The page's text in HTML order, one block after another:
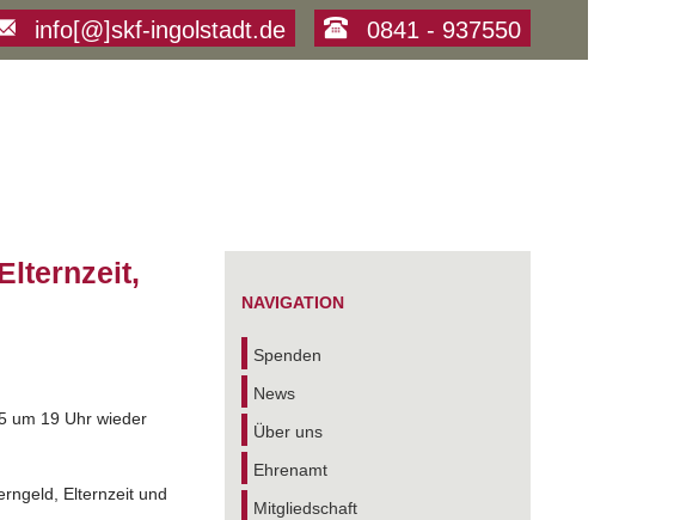
0841 - 937550
info[@]skf-ingolstadt.de
um 19 Uhr wieder
Elternzeit und
NAVIGATION
Spenden
News
Über uns
Ehrenamt
Mitgliedschaft